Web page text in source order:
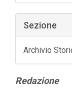
Sezione
Archivio
Contenuto
Redazione